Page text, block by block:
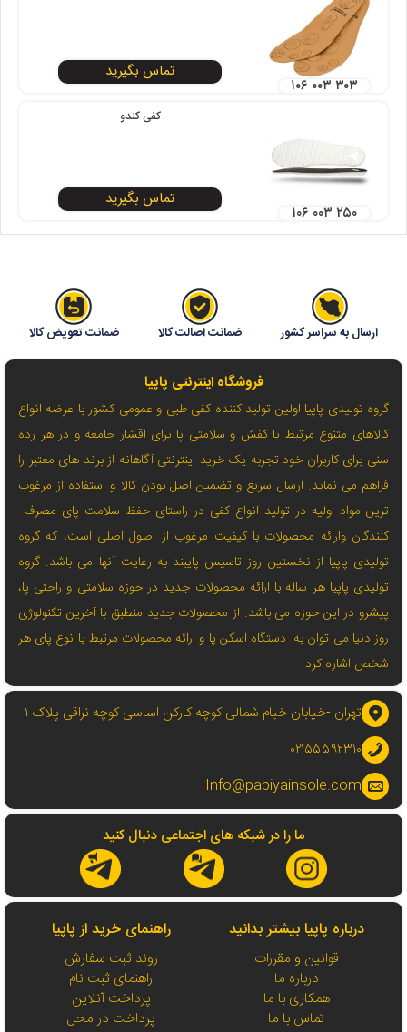
تماس بگیرید
۱۰۶ ۰۰۳ ۳۰۳
کفی کندو
تماس بگیرید
۱۰۶ ۰۰۳ ۲۵۰
ارسال به سراسر کشور ضمانت اصالت کالا ضمانت تعویض کالا
فروشگاه اینترنتی پاپیا
گروه تولیدی پاپیا اولین تولید کننده کفی طبی و عمومی کشور با عرضه انواع
کالاهای متنوع مرتبط با کفش و سلامتی پا برای اقشار جامعه و در هر رده
سنی برای کاربران خود تجربه یک خرید اینترنتی آگاهانه از برند های معتبر را
فراهم می نماید. ارسال سریع و تضمین اصل بودن کالا و استفاده از مرغوب
ترین مواد اولیه در تولید انواع کفی در راستای حفظ سلامت پای مصرف
کنندگان وارائه محصولات با کیفیت مرغوب از اصول اصلی است، که گروه
تولیدی پاپیا از نخستین روز تاسیس پایبند به رعایت آنها می باشد. گروه
تولیدی پاپیا هر ساله با ارائه محصولات جدید در حوزه سلامتی و راحتی پا،
پیشرو در این حوزه می باشد. از محصولات جدید منطبق با آخرین تکنولوژی
روز دنیا می توان به دستگاه اسکن پا و ارائه محصولات مرتبط با نوع پای هر
شخص اشاره کرد.
تهران -خیابان خیام شمالی کوچه کارکن اساسی کوچه نراقی پلاک ۱
۰۲۱۵۵۵۹۲۳۱۰
Info@papiyainsole.com
ما را در شبکه های اجتماعی دنبال کنید
درباره پاپیا بیشتر بدانید
قوانین و مقررات
درباره ما
همکاری با ما
تماس با ما
راهنمای خرید از پاپیا
روند ثبت سفارش
راهنمای ثبت نام
پرداخت آنلاین
پرداخت در محل